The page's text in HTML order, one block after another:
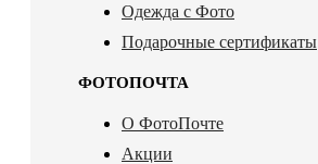
Одежда с Фото
Подарочные сертификаты
ФОТОПОЧТА
О ФотоПочте
Акции